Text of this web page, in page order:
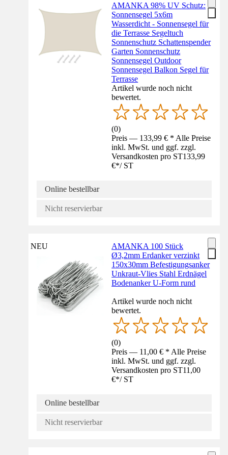
AMANKA 98% UV Schutz:
Sonnensegel 5x6m
Wasserdicht - Sonnensegel für
die Terrasse Segeltuch
Sonnenschutz Schattenspender
Garten Sonnenschutz
Sonnensegel Outdoor
Sonnensegel Balkon Segel für
Terrasse
Artikel wurde noch nicht
bewertet.
(0)
Preis — 133,99 € * Alle Preise
inkl. MwSt. und ggf. zzgl.
Versandkosten pro ST133,99
€*/ ST
Online bestellbar
Nicht reservierbar
NEU
AMANKA 100 Stück
Ø3,2mm Erdanker verzinkt
150x30mm Befestigungsanker
Unkraut-Vlies Stahl Erdnägel
Bodenanker U-Form rund
Artikel wurde noch nicht
bewertet.
(0)
Preis — 11,00 € * Alle Preise
inkl. MwSt. und ggf. zzgl.
Versandkosten pro ST11,00
€*/ ST
Online bestellbar
Nicht reservierbar